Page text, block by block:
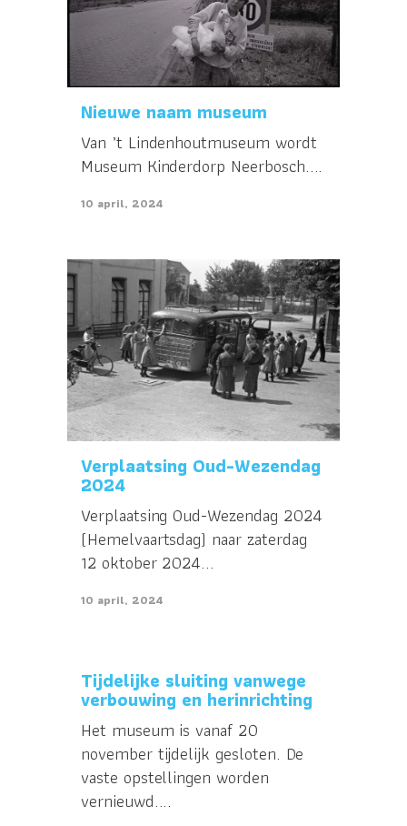
Nieuwe naam museum
Van ’t Lindenhoutmuseum wordt
Museum Kinderdorp Neerbosch....
10 april, 2024
Verplaatsing Oud-Wezendag
2024
Verplaatsing Oud-Wezendag 2024
(Hemelvaartsdag) naar zaterdag
12 oktober 2024...
10 april, 2024
Tijdelijke sluiting vanwege
verbouwing en herinrichting
Het museum is vanaf 20
november tijdelijk gesloten. De
vaste opstellingen worden
vernieuwd....